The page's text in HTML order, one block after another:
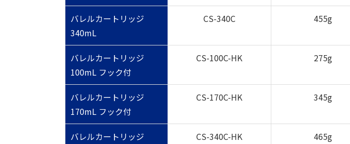
バレルカートリッジ
340mL
CS-340C 455g
バレルカートリッジ
100mL フック付
CS-100C-HK 275g
バレルカートリッジ
170mL フック付
CS-170C-HK 345g
バレルカートリッジ
CS-340C-HK 465g